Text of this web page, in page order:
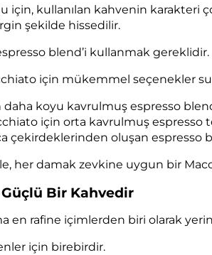
için, kullanılan kahvenin karakteri
şekilde hissedilir.
blend’i kullanmak gereklidir.
için mükemmel seçenekler
koyu kavrulmuş espresso
için orta kavrulmuş espresso
çekirdeklerinden oluşan espresso
her damak zevkine uygun bir
Bir Kahvedir
en rafine içimlerden biri olarak
için birebirdir.